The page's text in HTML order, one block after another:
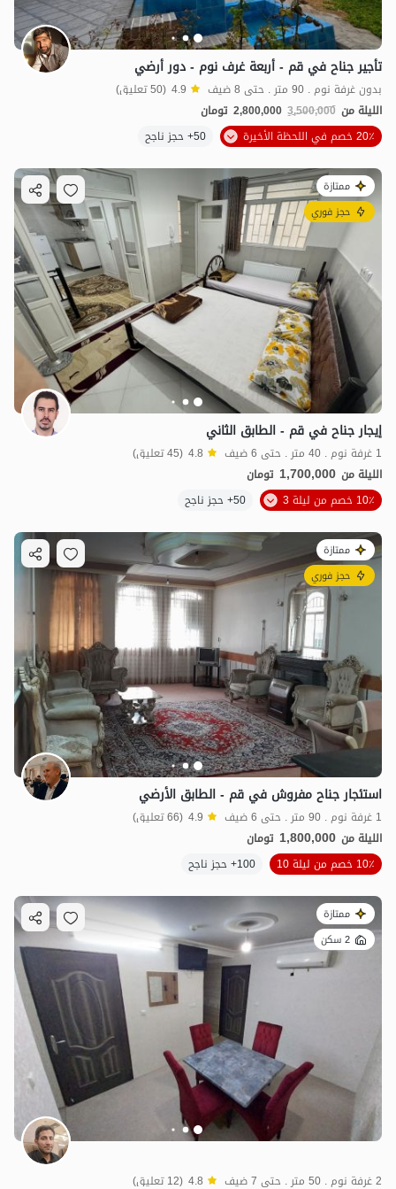
تأجير جناح في قم - أربعة غرف نوم - دور أرضي
بدون غرفة نوم . 90 متر . حتى 8 ضيف 4.9 (50 تعليق)
الليلة من 3,500,000
2,800,000 تومان
20٪ خصم في اللحظة الأخيرة
50+ حجز ناجح
ممتازة
حجز فوري
إيجار جناح في قم - الطابق الثاني
1 غرفة نوم . 40 متر . حتى 6 ضيف 4.8 (45 تعليق)
الليلة من 1,700,000 تومان
10٪ خصم من ليلة 3
50+ حجز ناجح
ممتازة
حجز فوري
استئجار جناح مفروش في قم - الطابق الأرضي
1 غرفة نوم . 90 متر . حتى 6 ضيف 4.9 (66 تعليق)
الليلة من 1,800,000 تومان
10٪ خصم من ليلة 10
100+ حجز ناجح
ممتازة
2 سكن
2 غرفة نوم . 50 متر . حتى 7 ضيف 4.8 (12 تعليق)